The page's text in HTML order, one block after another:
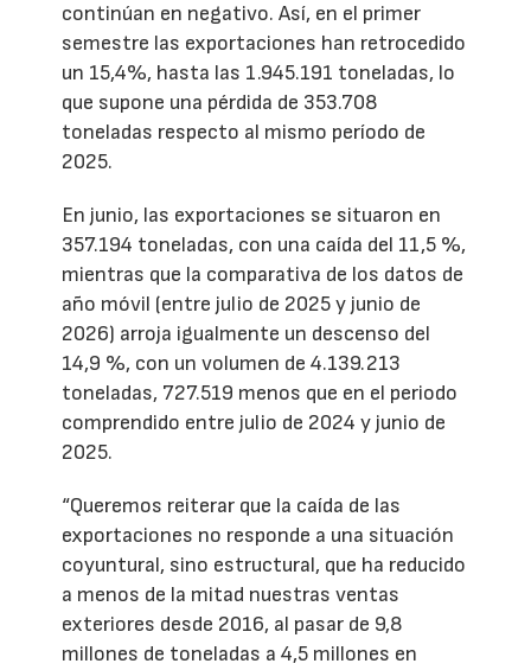
continúan en negativo. Así, en el primer
semestre las exportaciones han retrocedido
un 15,4%, hasta las 1.945.191 toneladas, lo
que supone una pérdida de 353.708
toneladas respecto al mismo período de
2025.
En junio, las exportaciones se situaron en
357.194 toneladas, con una caída del 11,5 %,
mientras que la comparativa de los datos de
año móvil (entre julio de 2025 y junio de
2026) arroja igualmente un descenso del
14,9 %, con un volumen de 4.139.213
toneladas, 727.519 menos que en el periodo
comprendido entre julio de 2024 y junio de
2025.
“Queremos reiterar que la caída de las
exportaciones no responde a una situación
coyuntural, sino estructural, que ha reducido
a menos de la mitad nuestras ventas
exteriores desde 2016, al pasar de 9,8
millones de toneladas a 4,5 millones en